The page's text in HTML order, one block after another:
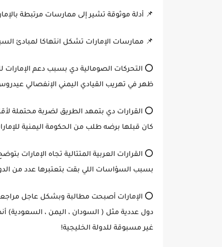
📌 أدلة موثوقة تشير إلى ممارسات مرتبطة
📌 ممارسات الإمارات تشكل انتهاكا لمبادئ
⭕️ التحركات الصومالية دي بسبب دعم الإمارات
ظهر في تهريب القيادي اليمني الإنفصالي
⭕️ القرارات دي بتمهد الطريق لضربة محتملة
كان قبلها برضه طلب من الحكومة اليمنية للإمارات
⭕️ القرارات العربية المتتالية تجاه الإمارات
بسبب السؤاسات اللي بقت بتعتبرها عدد من
⭕️ الإمارات أصبحت مطالبة وبشكل عاجل
دول عددية مثل ( السودان ، اليمن ، السعودية)
غير مسبوقة للدولة الخليجية!